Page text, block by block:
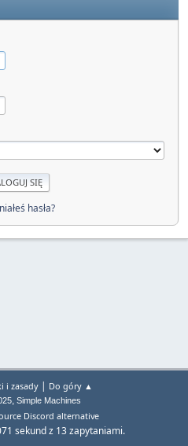
hasła?
i zasady| Do góry ▲
, Simple Machines
Discord alternative
sekund z 13 zapytaniami.